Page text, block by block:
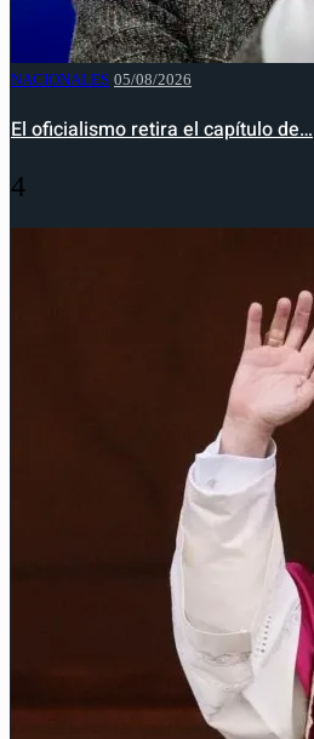
NACIONALES 05/08/2026
El oficialismo retira el capítulo de…
4